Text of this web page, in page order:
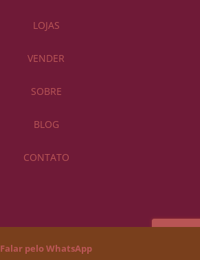
Falar pelo WhatsApp
LOJAS
VENDER
SOBRE
BLOG
CONTATO